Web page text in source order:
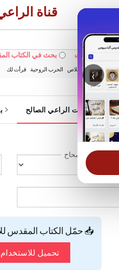
‹
قناة
في الويبسايت بحث في الكتاب
خبزنا اليومي الخلاص الحرب الروحية قرأت لك
خدمات الراعي الصالح
الإصحاح
📥 حمّل الكتاب المقدس
تحميل